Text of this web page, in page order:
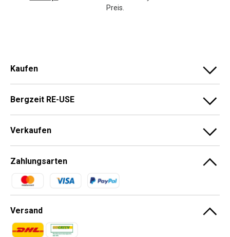
Preis.
Kaufen
Bergzeit RE-USE
Verkaufen
Zahlungsarten
Zahlungsmethoden
Versand
Zahlungsmethoden